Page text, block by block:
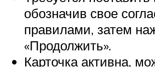
обозначив свое
правилами, затем
«Продолжить».
Карточка активна,